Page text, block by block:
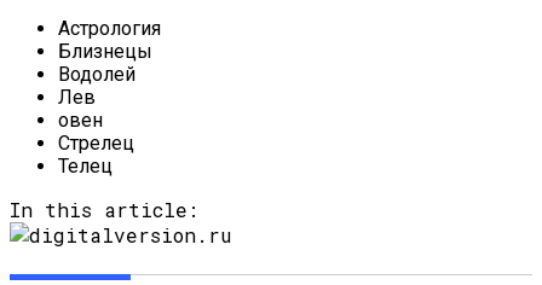
Астрология
Близнецы
Водолей
Лев
овен
Стрелец
Телец
In this article: